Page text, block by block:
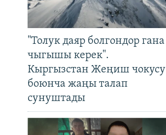
"Толук даяр болгондор гана
чыгышы керек".
Кыргызстан Жеңиш чокусу
боюнча жаңы талап
сунуштады